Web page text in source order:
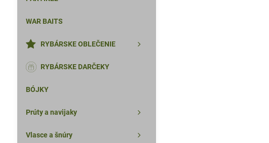
WAR BAITS
RYBÁRSKE OBLEČENIE
RYBÁRSKE DARČEKY
BÓJKY
Prúty a navijaky
Vlasce a šnúry